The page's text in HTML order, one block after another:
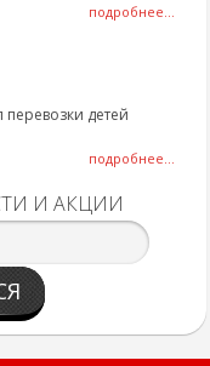
подробнее...
детей
подробнее...
И АКЦИИ